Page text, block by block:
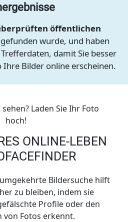
öffentlichen
wurde, und haben
damit Sie besser
Bilder online erscheinen.
Laden Sie Ihr Foto
hoch!
ONLINE-LEBEN
Bildersuche hilft
zu bleiben, indem sie
Profile oder den
von Fotos erkennt.